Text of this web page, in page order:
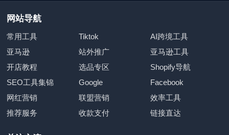
网站导航
常用工具 Tiktok
AI跨境工具
亚马逊
站外推广
亚马逊工具
开店教程
选品专区
Shopify导航
SEO工具集锦
Google
Facebook
网红营销
联盟营销
效率工具
推荐服务
收款支付 链接直达